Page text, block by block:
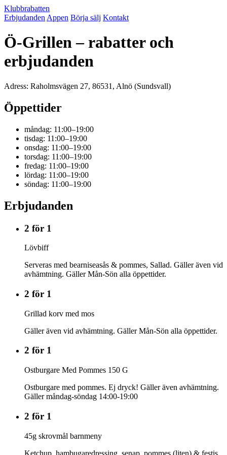
Klubbrabatten
Erbjudanden Appen Börja sälj Kontakt
Ö-Grillen – rabatter och
erbjudanden
Adress: Raholmsvägen 27, 86531, Alnö (Sundsvall)
Öppettider
måndag: 11:00–19:00
tisdag: 11:00–19:00
onsdag: 11:00–19:00
torsdag: 11:00–19:00
fredag: 11:00–19:00
lördag: 11:00–19:00
söndag: 11:00–19:00
Erbjudanden
2 för 1
Lövbiff
Serveras med bearniseasås & pommes, Sallad. Gäller även vid
avhämtning. Gäller Mån-Sön alla öppettider.
2 för 1
Grillad korv med mos
Gäller även vid avhämtning. Gäller Mån-Sön alla öppettider.
2 för 1
Ostburgare Med Pommes 150 G
Ostburgare med pommes. Ej dryck! Gäller även avhämtning.
Gäller måndag-söndag 14:00-19:00
2 för 1
45g skrovmål barnmeny
Ketchup, hambugaredressing, senap, pommes (liten) & festis.